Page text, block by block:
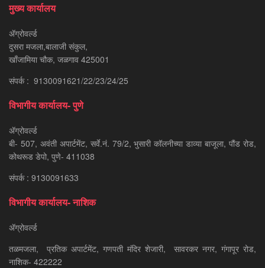
मुख्य कार्यालय
ॲग्रोवर्ल्ड
दुसरा मजला,बालाजी संकुल,
खाँजामिया चौक, जळगाव 425001
संपर्क : 9130091621/22/23/24/25
विभागीय कार्यालय- पुणे
ॲग्रोवर्ल्ड
बी- 507, अवंती अपार्टमेंट, सर्वे.नं. 79/2, भुसारी कॉलनीच्या डाव्या बाजूला, पौंड रोड,
कोथरूड डेपो, पुणे- 411038
संपर्क : 9130091633
विभागीय कार्यालय- नाशिक
ॲग्रोवर्ल्ड
तळमजला, प्रतिक अपार्टमेंट, गणपती मंदिर शेजारी, सावरकर नगर, गंगापूर रोड,
नाशिक- 422222